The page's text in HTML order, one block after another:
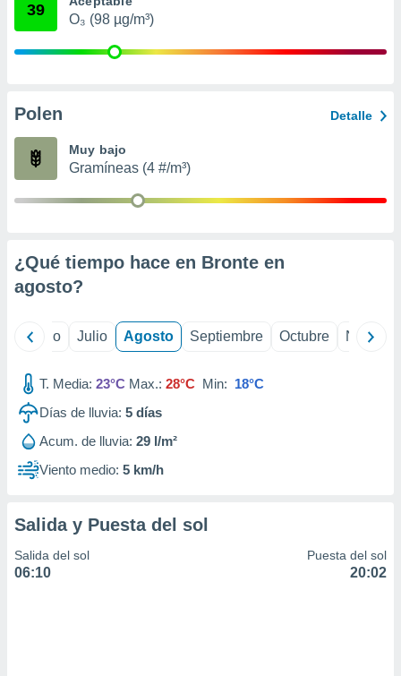
publicidad
de
1199
39
O₃ (98 µg/m³)
Polen Detalle
Muy bajo
Gramíneas (4 #/m³)
¿Qué tiempo hace en Bronte en
agosto?
Junio Julio Agosto Septiembre Octubre
T. Media: 23°C Max.: 28°C Min: 18°C
Días de lluvia: 5 días
Acum. de lluvia: 29 l/m²
Viento medio: 5 km/h
Salida y Puesta del sol
Salida del sol
06:10
Puesta del sol
20:02